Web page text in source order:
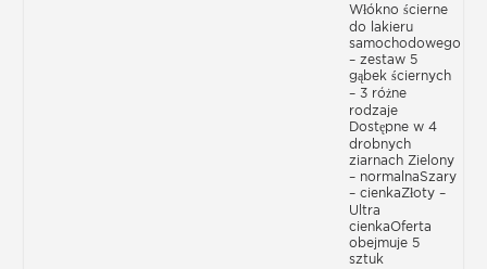
Włókno ścierne
do lakieru
samochodowego
– zestaw 5
gąbek ściernych
– 3 różne
rodzaje
Dostępne w 4
drobnych
ziarnach Zielony
– normalnaSzary
– cienkaZłoty –
Ultra
cienkaOferta
obejmuje 5
sztuk